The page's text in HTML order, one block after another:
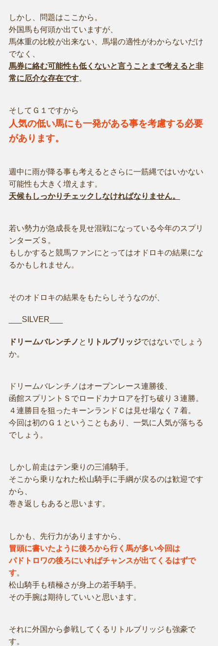
しかし、問題はここから。
外国馬も何頭か出ていますが、
馬体重の比較が出来ない、馬場の適性がわからないだけ
でなく、
馬券に絡む可能性も低くないと言うことまで考えると非
常に厄介な存在です。
そしてＧ１ですから
人気の低い馬にも一発がある事を考慮する必要
があります。
週中に雨が降る事も考えるとさらに一筋縄ではいかない
可能性も大きく増えます。
天候もしっかりチェックしなければなりません。
若い勢力が急成長を見せ混戦になっている今年のスプリ
ンターズＳ。
もしかすると競馬ファンにとってはオドロキの結果にな
るかもしれません。
そのオドロキの結果をもたらしそうなのが、
___SILVER___
ドリームバレンチノ と リトルブリッジではないでしょう
か。
ドリームバレンチノはオープンレース連勝後、
函館スプリントＳでロードカナロアを打ち破り３連勝。
４連勝目を狙ったキーンランドＣは見せ場なく７着。
今回は初のＧ１ということもあり、一気に人気が落ちる
でしょう。
しかし前走はテン乗りの三浦騎手。
そこから乗りなれた松山騎手に手綱が戻るのは歓迎です
から、
巻き返しもあると思います。
しかも、先行力がありますから、
冒頭に書いたように後ろから行く馬が多い今回は
パドトロワの後ろにいればチャンスが出てくるはずで
す。
松山騎手も積極さが身上の若手騎手。
その手腕は期待していいと思います。
それに外国から参戦してくるリトルブリッジも強豪で
す。